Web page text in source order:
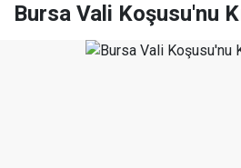
Bursa Vali Koşusu'nu